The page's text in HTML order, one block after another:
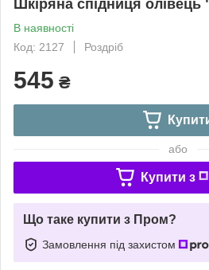
Шкіряна спідниця
В наявності
Код: 2127
Роздріб
545 ₴
або
Купити з
Що таке купити з Пром?
Замовлення під захистом